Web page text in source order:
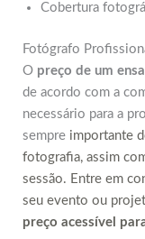
Cobertura
Fotógrafo
O preço de um
de acordo com a
necessário para a
sempreimportante
fotografia, assim
sessão. Entre em
seu evento ou
preço acessível